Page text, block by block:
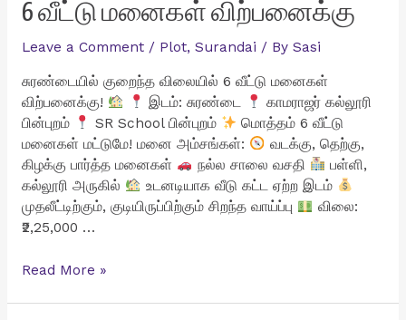
6 வீட்டு மனைகள் விற்பனைக்கு
Leave a Comment / Plot, Surandai / By Sasi
சுரண்டையில் குறைந்த விலையில் 6 வீட்டு மனைகள்
விற்பனைக்கு!
இடம்: சுரண்டை
காமராஜர் கல்லூரி
பின்புறம்
SR School பின்புறம்
மொத்தம் 6 வீட்டு
மனைகள் மட்டுமே! மனை அம்சங்கள்:
வடக்கு, தெற்கு,
கிழக்கு பார்த்த மனைகள்
நல்ல சாலை வசதி
பள்ளி,
கல்லூரி அருகில்
உடனடியாக வீடு கட்ட ஏற்ற இடம்
முதலீட்டிற்கும், குடியிருப்பிற்கும் சிறந்த வாய்ப்பு
விலை:
₹2,25,000 …
சுரண்டையில்
Read More »